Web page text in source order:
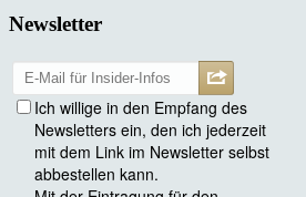
Newsletter